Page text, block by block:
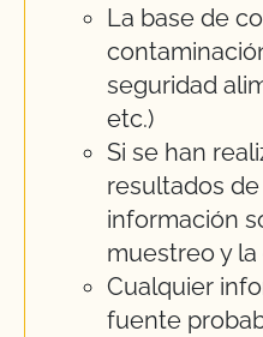
La base de
seguridad
etc.)
Si se han
resultados
información
muestreo y
Cualquier
fuente